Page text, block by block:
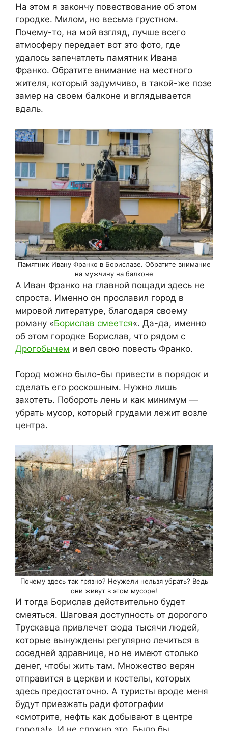
На этом я закончу повествование об этом
городке. Милом, но весьма грустном.
Почему-то, на мой взгляд, лучше всего
атмосферу передает вот это фото, где
удалось запечатлеть памятник Ивана
Франко. Обратите внимание на местного
жителя, который задумчиво, в такой-же позе
замер на своем балконе и вглядывается
вдаль.
Памятник Ивану Франко в Бориславе. Обратите внимание
на мужчину на балконе
А Иван Франко на главной пощади здесь не
спроста. Именно он прославил город в
мировой литературе, благодаря своему
роману «Борислав смеется«. Да-да, именно
об этом городке Борислав, что рядом с
Дрогобычем и вел свою повесть Франко.
Город можно было-бы привести в порядок и
сделать его роскошным. Нужно лишь
захотеть. Побороть лень и как минимум —
убрать мусор, который грудами лежит возле
центра.
Почему здесь так грязно? Неужели нельзя убрать? Ведь
они живут в этом мусоре!
И тогда Борислав действительно будет
смеяться. Шаговая доступность от дорогого
Трускавца привлечет сюда тысячи людей,
которые вынуждены регулярно лечиться в
соседней здравнице, но не имеют столько
денег, чтобы жить там. Множество верян
отправится в церкви и костелы, которых
здесь предостаточно. А туристы вроде меня
будут приезжать ради фотографии
«смотрите, нефть как добывают в центре